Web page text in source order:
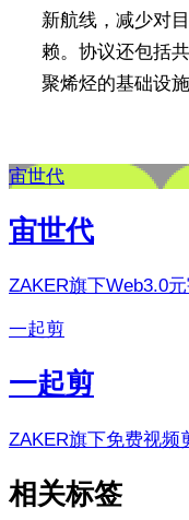
新航线，减少对
赖。协议还包括
聚烯烃的基础设
宙世代
宙世代
ZAKER旗下Web3.0
一起剪
一起剪
ZAKER旗下免费视频
相关标签